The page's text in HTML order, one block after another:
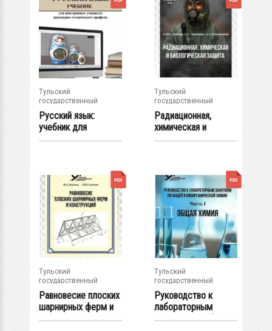
Тульский
государственный
университет
Русский язык:
учебник для
иностранных
Тульский
государственный
университет
Радиационная,
химическая и
биологическая
Тульский
государственный
университет
Равновесие плоских
шарнирных ферм и
конструкций:...
Тульский
государственный
университет
Руководство к
лабораторным
занятиям по общей